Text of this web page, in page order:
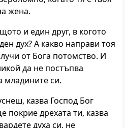
жена.
и един друг, в когото
дух? А какво направи тоя
от Бога потомство. И
да не постъпва
младините си.
казва Господ Бог
покрие дрехата ти, казва
духа си, не